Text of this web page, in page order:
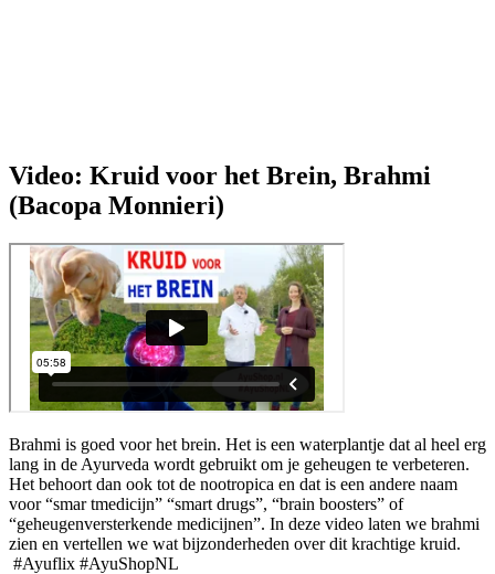
Video: Kruid voor het Brein, Brahmi
(Bacopa Monnieri)
Brahmi is goed voor het brein. Het is een waterplantje dat al heel erg
lang in de Ayurveda wordt gebruikt om je geheugen te verbeteren.
Het behoort dan ook tot de nootropica en dat is een andere naam
voor “smar tmedicijn” “smart drugs”, “brain boosters” of
“geheugenversterkende medicijnen”. In deze video laten we brahmi
zien en vertellen we wat bijzonderheden over dit krachtige kruid.
#Ayuflix #AyuShopNL